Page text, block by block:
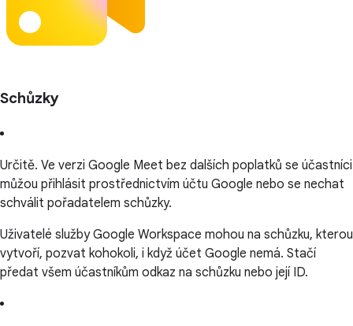
Schůzky
Určitě. Ve verzi Google Meet bez dalších poplatků se účastníci
můžou přihlásit prostřednictvím účtu Google nebo se nechat
schválit pořadatelem schůzky.
Uživatelé služby Google Workspace mohou na schůzku, kterou
vytvoří, pozvat kohokoli, i když účet Google nemá. Stačí
předat všem účastníkům odkaz na schůzku nebo její ID.